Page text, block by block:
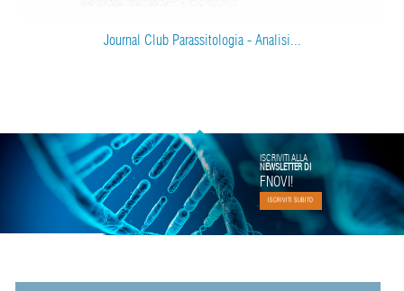
Journal Club Parassitologia - Analisi...
FNOVI!
ISCRIVITI SUBITO
ISCRIVITI ALLA
NEWSLETTER DI